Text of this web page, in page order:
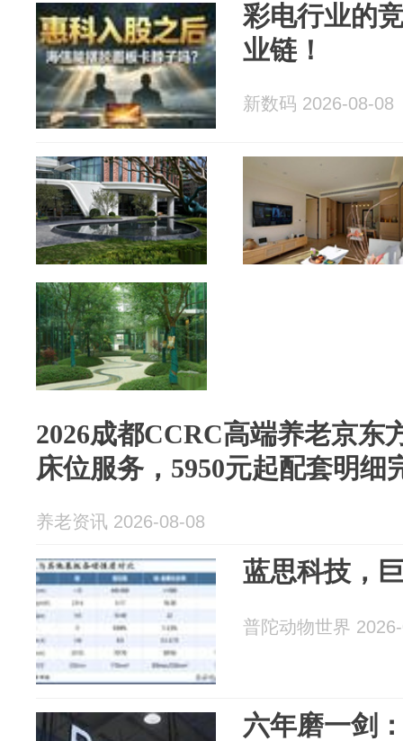
彩电行业的
业链！
新数码 2026-08-08
2026成都CCRC高端养老京东
床位服务，5950元起配套明细
养老资讯 2026-08-08
蓝思科技，
普陀动物世界
六年磨一剑